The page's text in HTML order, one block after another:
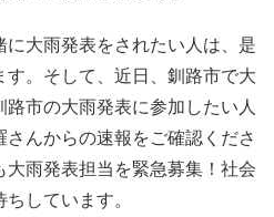
大雨発表をされたい人は、是
。そして、近日、釧路市で大
市の大雨発表に参加したい人
んからの速報をご確認くださ
雨発表担当を緊急募集！社会
しています。